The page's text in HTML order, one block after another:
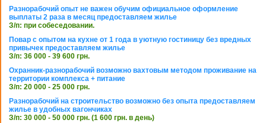
Разнорабочий опыт не важен обучим официальное оформление
выплаты 2 раза в месяц предоставляем жилье
З/п: при собеседовании.
Повар с опытом на кухне от 1 года в уютную гостиницу без вредных
привычек предоставляем жилье
З/п: 36 000 - 39 600 грн.
Охранник-разнорабочий возможно вахтовым методом проживание на
территории комплекса + питание
З/п: 20 000 - 25 000 грн.
Разнорабочий на строительство возможно без опыта предоставляем
жилье в удобных вагончиках
З/п: 30 000 - 50 000 грн. (1 600 грн. в день)